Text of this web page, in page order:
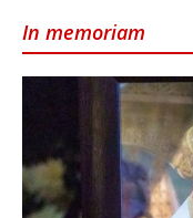
In memoriam